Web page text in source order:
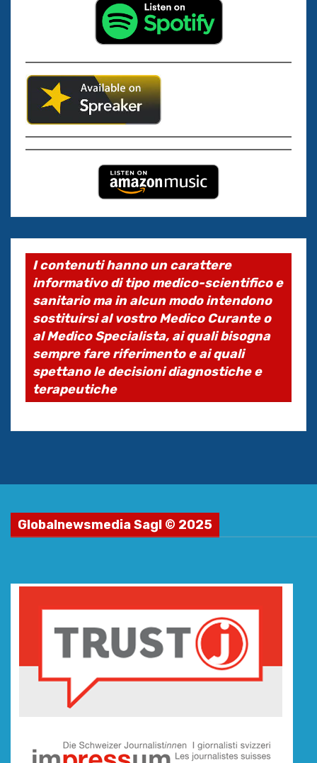
I contenuti hanno un carattere
informativo di tipo medico-scientifico e
sanitario ma in alcun modo intendono
sostituirsi al vostro Medico Curante o
al Medico Specialista, ai quali bisogna
sempre fare riferimento e ai quali
spettano le decisioni diagnostiche e
terapeutiche
Globalnewsmedia Sagl © 2025